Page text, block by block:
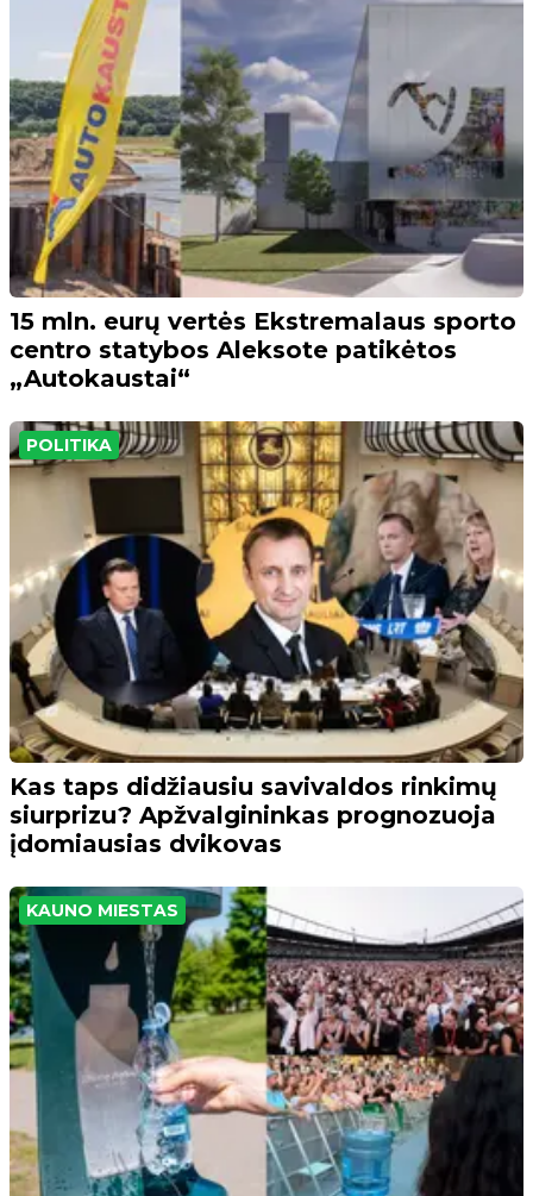
15 mln. eurų vertės Ekstremalaus sporto
centro statybos Aleksote patikėtos
„Autokaustai“
POLITIKA
Kas taps didžiausiu savivaldos rinkimų
siurprizu? Apžvalgininkas prognozuoja
įdomiausias dvikovas
KAUNO MIESTAS